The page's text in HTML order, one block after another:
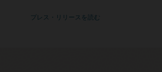
プレス・リリースを読む